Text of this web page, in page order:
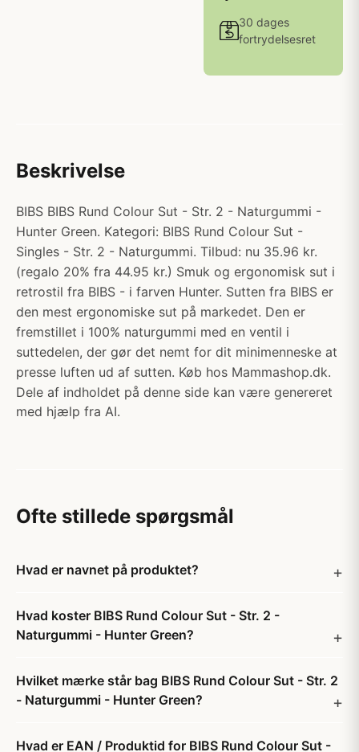
30 dages
fortrydelsesret
Beskrivelse
BIBS BIBS Rund Colour Sut - Str. 2 - Naturgummi -
Hunter Green. Kategori: BIBS Rund Colour Sut -
Singles - Str. 2 - Naturgummi. Tilbud: nu 35.96 kr.
(regalo 20% fra 44.95 kr.) Smuk og ergonomisk sut i
retrostil fra BIBS - i farven Hunter. Sutten fra BIBS er
den mest ergonomiske sut på markedet. Den er
fremstillet i 100% naturgummi med en ventil i
suttedelen, der gør det nemt for dit minimenneske at
presse luften ud af sutten. Køb hos Mammashop.dk.
Dele af indholdet på denne side kan være genereret
med hjælp fra AI.
Ofte stillede spørgsmål
Hvad er navnet på produktet?
Hvad koster BIBS Rund Colour Sut - Str. 2 -
Naturgummi - Hunter Green?
Hvilket mærke står bag BIBS Rund Colour Sut - Str. 2
- Naturgummi - Hunter Green?
Hvad er EAN / Produktid for BIBS Rund Colour Sut -